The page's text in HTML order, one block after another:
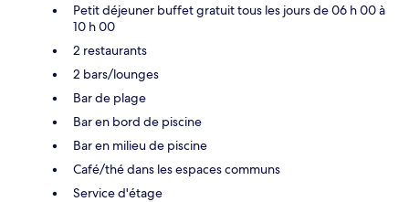
Petit déjeuner buffet gratuit tous les jours de 06 h 00 à
10 h 00
2 restaurants
2 bars/lounges
Bar de plage
Bar en bord de piscine
Bar en milieu de piscine
Café/thé dans les espaces communs
Service d'étage